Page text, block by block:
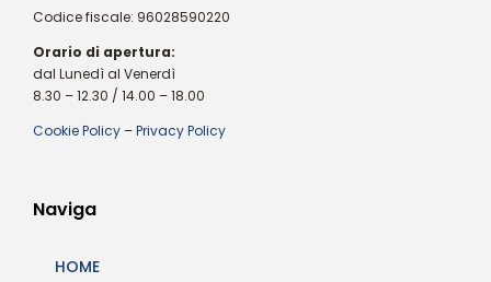
Codice fiscale: 96028590220
Orario di apertura:
dal Lunedì al Venerdì
8.30 – 12.30 / 14.00 – 18.00
Cookie Policy –Privacy Policy
Naviga
HOME